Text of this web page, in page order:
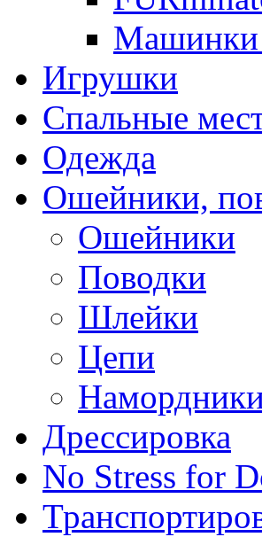
Машинки
Игрушки
Спальные
Одежда
Ошейники,
Ошейники
Поводки
Шлейки
Цепи
Дрессировка
No Stress for